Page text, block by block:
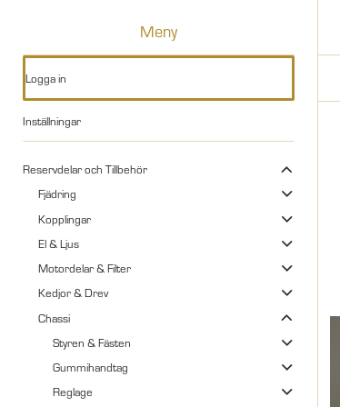
Meny
Logga in
Inställningar
Reservdelar och Tillbehör
Fjädring
Kopplingar
El & Ljus
Motordelar & Filter
Kedjor & Drev
Chassi
Styren & Fästen
Gummihandtag
Reglage